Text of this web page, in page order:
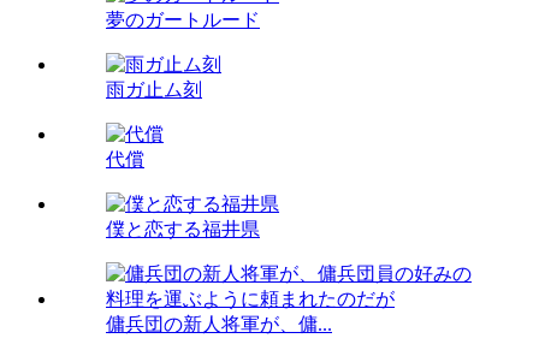
夢のガートルード
雨ガ止ム刻
代償
僕と恋する福井県
傭兵団の新人将軍が、傭...